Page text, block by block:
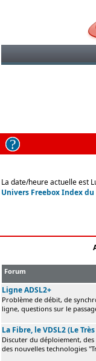
La date/heure actuelle est
Univers Freebox Index du
Forum
Ligne ADSL2+
Problème de débit, de
ligne, questions sur le
La Fibre, le VDSL2 (Le
Discuter du déploiement,
des nouvelles technologies